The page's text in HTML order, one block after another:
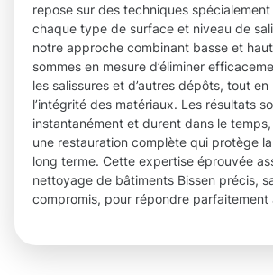
repose sur des techniques
chaque type de surface et niveau de
notre approche combinant basse et
sommes en mesure d’éliminer
les salissures et d’autres dépôts, tout
l’intégrité des matériaux. Les résultats
instantanément et durent dans le
une restauration complète qui protège
long terme. Cette expertise éprouvée
nettoyage de bâtiments Bissen précis,
compromis, pour répondre parfaitement